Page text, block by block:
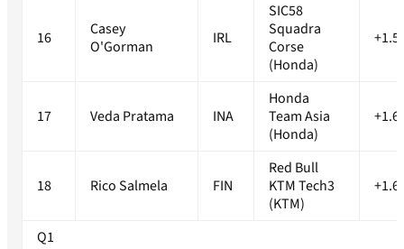
16
Casey
O'Gorman
IRL
SIC58
Squadra
Corse
(Honda)
17 Veda Pratama INA
Honda
Team Asia
(Honda)
18 Rico Salmela FIN
Red Bull
KTM Tech3
(KTM)
Q1